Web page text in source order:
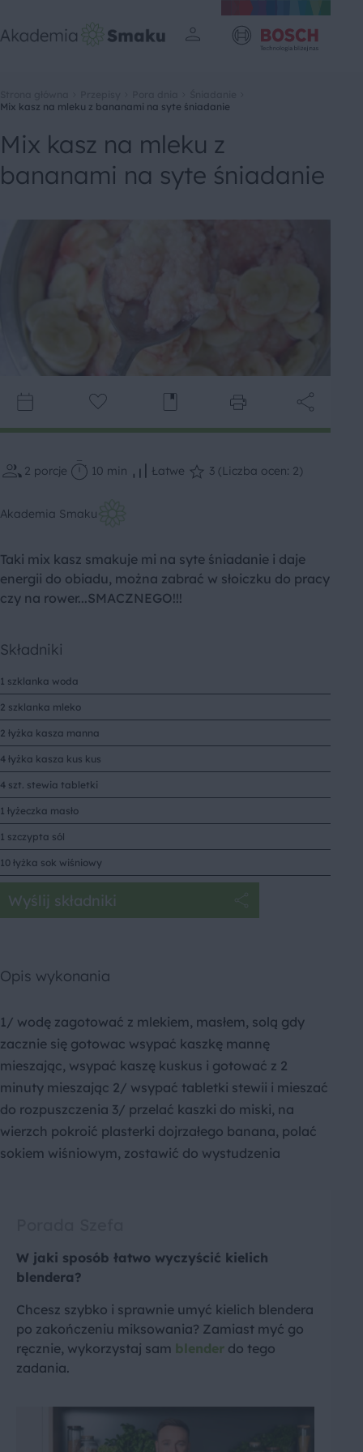
Mix kasz na mleku z bananami na syte śniadanie
Mix kasz na mleku z
bananami na syte śniadanie
2 porcje 10 min Łatwe 3 (Liczba ocen: 2)
Akademia Smaku
Taki mix kasz smakuje mi na syte śniadanie i daje
energii do obiadu, można zabrać w słoiczku do pracy
czy na rower...SMACZNEGO!!!
Składniki
1 szklanka woda
2 szklanka mleko
2 łyżka kasza manna
4 łyżka kasza kus kus
4 szt. stewia tabletki
1 łyżeczka masło
1 szczypta sól
10 łyżka sok wiśniowy
Wyślij składniki
Opis wykonania
1/ wodę zagotować z mlekiem, masłem, solą gdy
zacznie się gotowac wsypać kaszkę mannę
mieszając, wsypać kaszę kuskus i gotować z 2
minuty mieszając 2/ wsypać tabletki stewii i mieszać
do rozpuszczenia 3/ przelać kaszki do miski, na
wierzch pokroić plasterki dojrzałego banana, polać
sokiem wiśniowym, zostawić do wystudzenia
W jaki sposób łatwo wyczyścić kielich
blendera?
Chcesz szybko i sprawnie umyć kielich blendera
po zakończeniu miksowania? Zamiast myć go
ręcznie, wykorzystaj sam blender do tego
zadania.